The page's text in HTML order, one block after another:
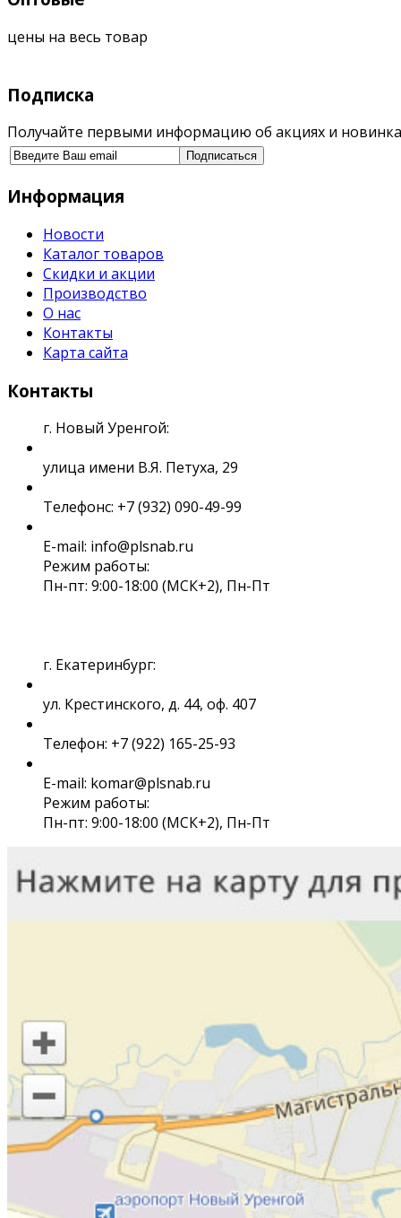
цены на весь товар
Подписка
Получайте первыми информацию об акциях и
Информация
Новости
Каталог товаров
Скидки и акции
Производство
О нас
Контакты
Карта сайта
Контакты
г. Новый Уренгой:
улица имени В.Я. Петуха, 29
Телефонс: +7 (932) 090-49-99
E-mail: info@plsnab.ru
Режим работы:
Пн-пт: 9:00-18:00 (МСК+2), Пн-Пт
г. Екатеринбург:
ул. Крестинского, д. 44, оф. 407
Телефон: +7 (922) 165-25-93
E-mail: komar@plsnab.ru
Режим работы:
Пн-пт: 9:00-18:00 (МСК+2), Пн-Пт